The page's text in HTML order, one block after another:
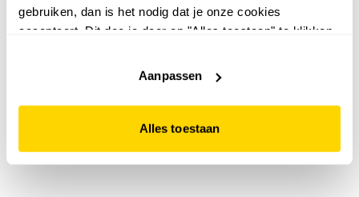
gebruiken, dan is het nodig dat je onze cookies
accepteert. Dit doe je door op "Alles toestaan" te klikken.
website niet optimaal functioneert.
Aanpassen
Alles toestaan